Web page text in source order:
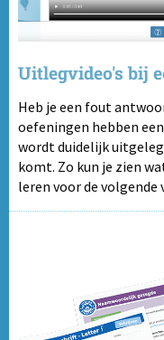
Uitlegvideo's bij
Heb je een fout
oefeningen hebben
wordt duidelijk
komt. Zo kun je zien
leren voor de volgende